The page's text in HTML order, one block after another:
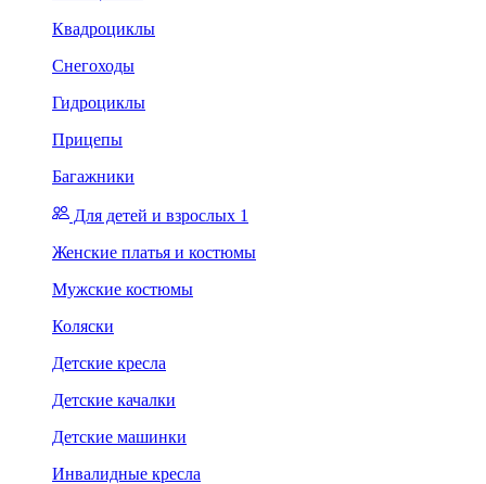
Квадроциклы
Снегоходы
Гидроциклы
Прицепы
Багажники
Для детей и взрослых 1
Женские платья и костюмы
Мужские костюмы
Коляски
Детские кресла
Детские качалки
Детские машинки
Инвалидные кресла